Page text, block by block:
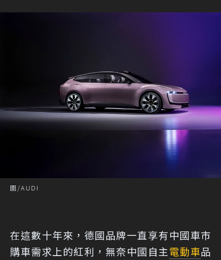
圖/AUDI
在這數十年來，德國品牌一直享有中國車市
購車需求上的紅利，無奈中國自主電動車品